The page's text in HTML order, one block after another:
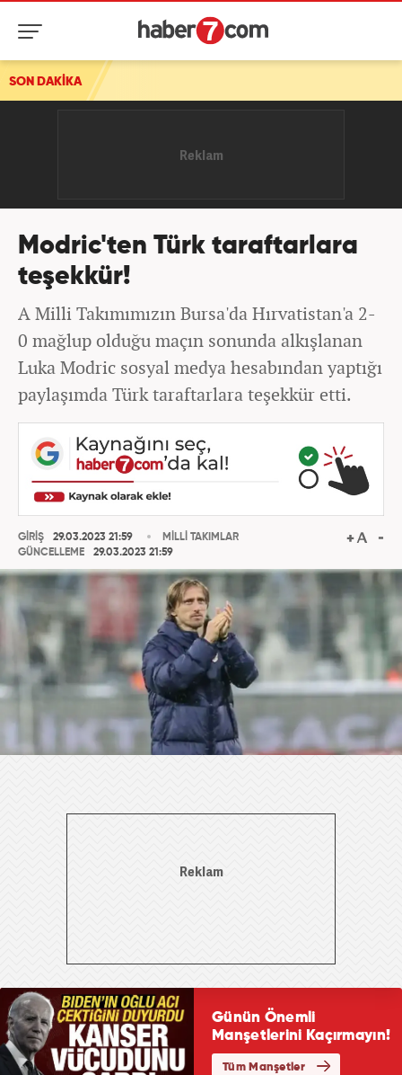
SON DAKİKA
Husiler'den Suudi Arabistan'a İHA saldırısı
Modric'ten Türk taraftarlara
teşekkür!
A Milli Takımımızın Bursa'da Hırvatistan'a 2-
0 mağlup olduğu maçın sonunda alkışlanan
Luka Modric sosyal medya hesabından yaptığı
paylaşımda Türk taraftarlara teşekkür etti.
GİRİŞ
29.03.2023 21:59
GÜNCELLEME
29.03.2023 21:59
MİLLİ TAKIMLAR